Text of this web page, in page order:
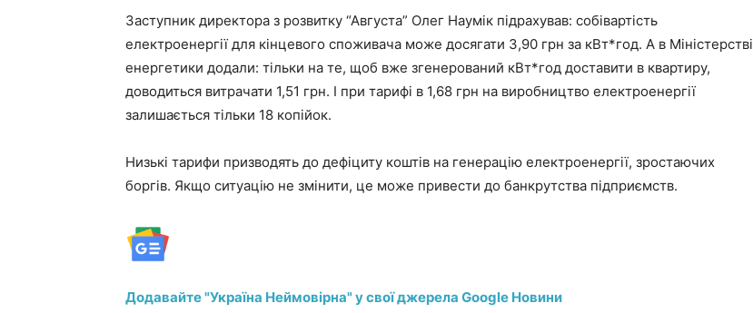
Заступник директора з розвитку “Августа” Олег Наумік підрахував: собівартість
електроенергії для кінцевого споживача може досягати 3,90 грн за кВт*год. А в Міністерстві
енергетики додали: тільки на те, щоб вже згенерований кВт*год доставити в квартиру,
доводиться витрачати 1,51 грн. І при тарифі в 1,68 грн на виробництво електроенергії
залишається тільки 18 копійок.
Низькі тарифи призводять до дефіциту коштів на генерацію електроенергії, зростаючих
боргів. Якщо ситуацію не змінити, це може привести до банкрутства підприємств.
Додавайте "Україна Неймовірна" у свої джерела Google Новини